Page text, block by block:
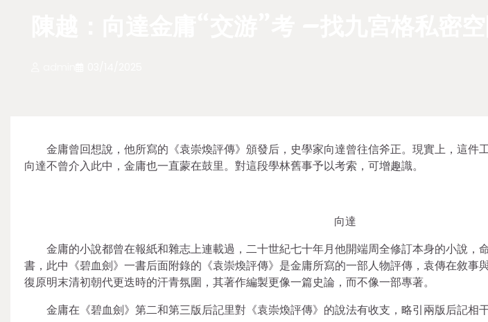
金庸曾回想說，他所寫的《袁崇煥評傳》頒發后，史學家向達曾往信斧正。現實上，這件
向達不曾介入此中，金庸也一直蒙在鼓里。對這段學林舊事予以考索，可增趣識。
向達
金庸的小說都曾在報紙和雜志上連載過，二十世紀七十年月他開端周全修訂本身的小說，
書，此中《碧血劍》一書后面附錄的《袁崇煥評傳》是金庸所寫的一部人物評傳，袁傳在敘事
復原明末清初朝代更迭時的汗青氛圍，其著作編製更像一篇史論，而不像一部專著。
金庸在《碧血劍》第二和第三版后記里對《袁崇煥評傳》的說法有收支，略引兩版后記相